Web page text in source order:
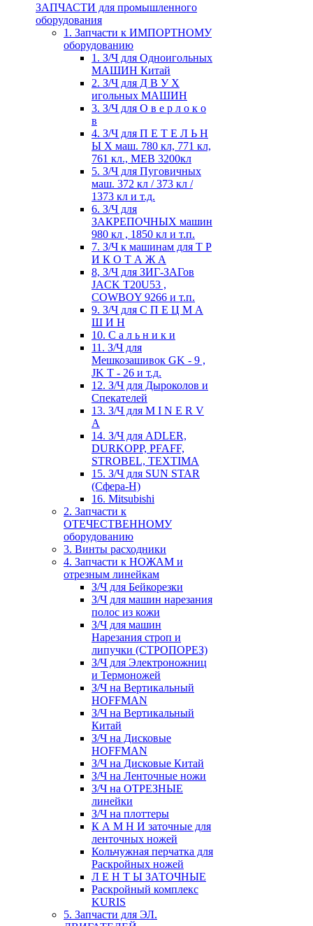
ЗАПЧАСТИ для промышленного
оборудования
1. Запчасти к ИМПОРТНОМУ
оборудованию
1. З/Ч для Одноигольных
МАШИН Китай
2. З/Ч для Д В У Х
игольных МАШИН
3. З/Ч для О в е р л о к о
в
4. З/Ч для П Е Т Е Л Ь Н
Ы Х маш. 780 кл, 771 кл,
761 кл., MEB 3200кл
5. З/Ч для Пуговичных
маш. 372 кл / 373 кл /
1373 кл и т.д.
6. З/Ч для
ЗАКРЕПОЧНЫХ машин
980 кл , 1850 кл и т.п.
7. З/Ч к машинам для Т Р
И К О Т А Ж А
8, З/Ч для ЗИГ-ЗАГов
JACK Т20U53 ,
COWBOY 9266 и т.п.
9. З/Ч для С П Е Ц М А
Ш И Н
10. С а л ь н и к и
11. З/Ч для
Мешкозашивок GK - 9 ,
JK T - 26 и т.д.
12. З/Ч для Дыроколов и
Спекателей
13. З/Ч для M I N E R V
A
14. З/Ч для ADLER,
DURKOPP, PFAFF,
STROBEL, TEXTIMA
15. З/Ч для SUN STAR
(Сфера-Н)
16. Mitsubishi
2. Запчасти к
ОТЕЧЕСТВЕННОМУ
оборудованию
3. Винты расходники
4. Запчасти к НОЖАМ и
отрезным линейкам
З/Ч для Бейкорезки
З/Ч для машин нарезания
полос из кожи
З/Ч для машин
Нарезания строп и
липучки (СТРОПОРЕЗ)
З/Ч для Электроножниц
и Термоножей
З/Ч на Вертикальный
HOFFMAN
З/Ч на Вертикальный
Китай
З/Ч на Дисковые
HOFFMAN
З/Ч на Дисковые Китай
З/Ч на Ленточные ножи
З/Ч на ОТРЕЗНЫЕ
линейки
З/Ч на плоттеры
К А М Н И заточные для
ленточных ножей
Кольчужная перчатка для
Раскройных ножей
Л Е Н Т Ы ЗАТОЧНЫЕ
Раскройный комплекс
KURIS
5. Запчасти для ЭЛ.